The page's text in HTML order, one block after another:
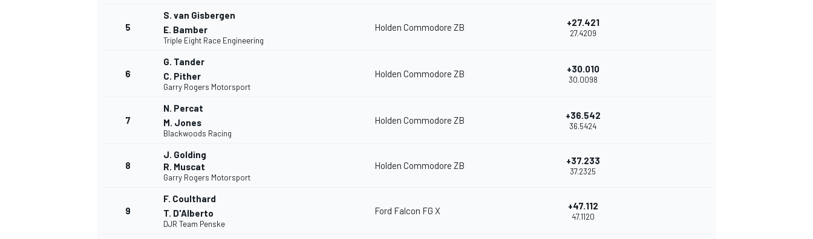
5
S. van Gisbergen
E. Bamber
Triple Eight Race Engineering
Holden Commodore ZB +27.421
27.4209
6
G. Tander
C. Pither
Garry Rogers Motorsport
Holden Commodore ZB +30.010
30.0098
7
N. Percat
M. Jones
Blackwoods Racing
Holden Commodore ZB +36.542
36.5424
8
J. Golding
R. Muscat
Garry Rogers Motorsport
Holden Commodore ZB +37.233
37.2325
9
F. Coulthard
T. D'Alberto
DJR Team Penske
Ford Falcon FG X +47.112
47.1120